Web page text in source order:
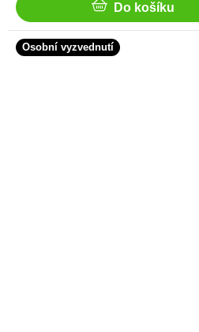
Do košíku
Osobní vyzvednutí